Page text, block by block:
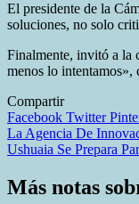
El presidente de la
soluciones, no solo
Finalmente, invitó a la
menos lo intentamos»,
Compartir
Facebook Twitter
Navegación
de
entradas
La Agencia De
Ushuaia Se Prepara
Más notas